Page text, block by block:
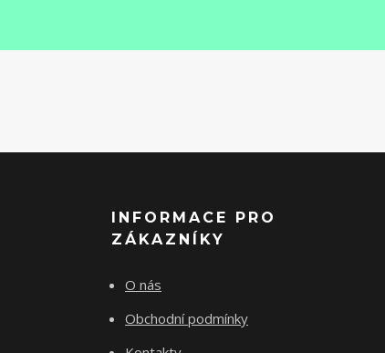
INFORMACE PRO
ZÁKAZNÍKY
O nás
Obchodní podmínky